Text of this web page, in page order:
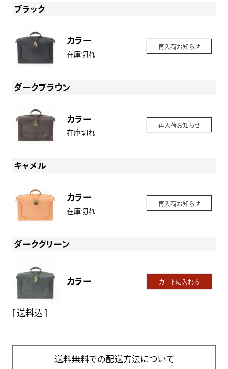
ブラック
カラー
在庫切れ
再入荷お知らせ
ダークブラウン
カラー
在庫切れ
再入荷お知らせ
キャメル
カラー
在庫切れ
再入荷お知らせ
ダークグリーン
カラー カートに入れる
送料込
送料無料での配送方法について